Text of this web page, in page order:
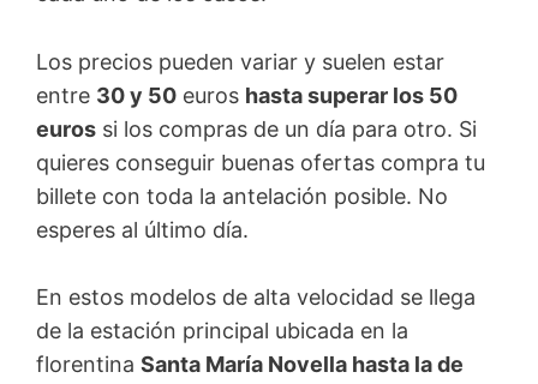
Los precios pueden variar y suelen estar
entre 30 y 50 euros hasta superar los 50
euros si los compras de un día para otro. Si
quieres conseguir buenas ofertas compra tu
billete con toda la antelación posible. No
esperes al último día.
En estos modelos de alta velocidad se llega
de la estación principal ubicada en la
florentina Santa María Novella hasta la de